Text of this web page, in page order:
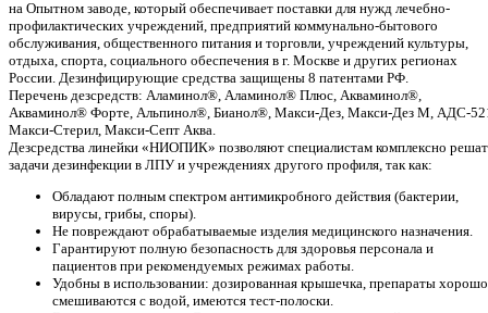
на Опытном заводе, который обеспечивает поставки для нужд лечебно-
профилактических учреждений, предприятий коммунально-бытового
обслуживания, общественного питания и торговли, учреждений культуры,
отдыха, спорта, социального обеспечения в г. Москве и других регионах
России. Дезинфицирующие средства защищены 8 патентами РФ.
Перечень дезсредств: Аламинол®, Аламинол® Плюс, Акваминол®,
Акваминол® Форте, Альпинол®, Бианол®, Макси-Дез, Макси-Дез М, АДС-
Макси-Стерил, Макси-Септ Аква.
Дезсредства линейки «НИОПИК» позволяют специалистам комплексно
задачи дезинфекции в ЛПУ и учреждениях другого профиля, так как:
Обладают полным спектром антимикробного действия (бактерии,
вирусы, грибы, споры).
Не повреждают обрабатываемые изделия медицинского назначения.
Гарантируют полную безопасность для здоровья персонала и
пациентов при рекомендуемых режимах работы.
Удобны в использовании: дозированная крышечка, препараты хорошо
смешиваются с водой, имеются тест-полоски.